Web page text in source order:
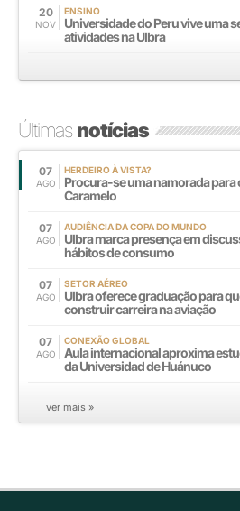
20
NOV
ENSINO
Universidade do Peru vive uma
atividades na Ulbra
Últimasnotícias
07
AGO
HERDEIRO À VISTA?
Procura-se uma namorada para
Caramelo
07
AGO
AUDIÊNCIA DA COPA DO MUNDO
Ulbra marca presença em
hábitos de consumo
07
AGO
SETOR AÉREO
Ulbra oferece graduação para
construir carreira na aviação
07
AGO
CONEXÃO GLOBAL
Aula internacional aproxima
da Universidad de Huánuco
ver mais »